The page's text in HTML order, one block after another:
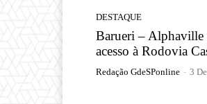
DESTAQUE
Barueri – Alphaville
acesso à Rodovia
Redação GdeSPonline - 3